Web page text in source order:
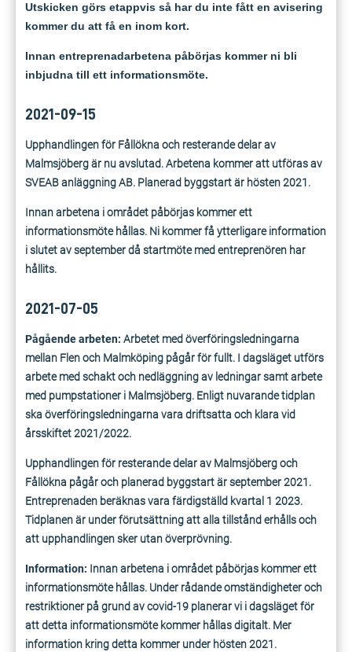
Utskicken görs etappvis så har du inte fått en avisering
kommer du att få en inom kort.
Innan entreprenadarbetena påbörjas kommer ni bli
inbjudna till ett informationsmöte.
2021-09-15
Upphandlingen för Fållökna och resterande delar av
Malmsjöberg är nu avslutad. Arbetena kommer att utföras av
SVEAB anläggning AB. Planerad byggstart är hösten 2021.
Innan arbetena i området påbörjas kommer ett
informationsmöte hållas. Ni kommer få ytterligare information
i slutet av september då startmöte med entreprenören har
hållits.
2021-07-05
Pågående arbeten: Arbetet med överföringsledningarna
mellan Flen och Malmköping pågår för fullt. I dagsläget utförs
arbete med schakt och nedläggning av ledningar samt arbete
med pumpstationer i Malmsjöberg. Enligt nuvarande tidplan
ska överföringsledningarna vara driftsatta och klara vid
årsskiftet 2021/2022.
Upphandlingen för resterande delar av Malmsjöberg och
Fållökna pågår och planerad byggstart är september 2021.
Entreprenaden beräknas vara färdigställd kvartal 1 2023.
Tidplanen är under förutsättning att alla tillstånd erhålls och
att upphandlingen sker utan överprövning.
Information: Innan arbetena i området påbörjas kommer ett
informationsmöte hållas. Under rådande omständigheter och
restriktioner på grund av covid-19 planerar vi i dagsläget för
att detta informationsmöte kommer hållas digitalt. Mer
information kring detta kommer under hösten 2021.